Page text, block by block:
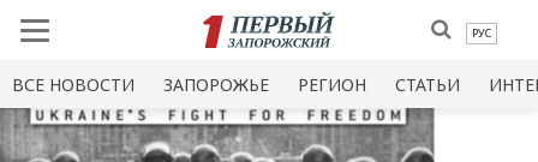
РУС
ВСЕ НОВОСТИ ЗАПОРОЖЬЕ РЕГИОН СТАТЬИ